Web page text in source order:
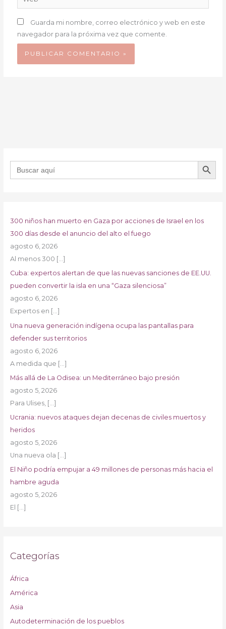
Guarda mi nombre, correo electrónico y web en este
navegador para la próxima vez que comente.
Buscar: BOTÓN DE
300 niños han muerto en Gaza por acciones de Israel en los
300 días desde el anuncio del alto el fuego
agosto 6, 2026
Al menos 300 […]
Cuba: expertos alertan de que las nuevas sanciones de EE.UU.
pueden convertir la isla en una “Gaza silenciosa”
agosto 6, 2026
Expertos en […]
Una nueva generación indígena ocupa las pantallas para
defender sus territorios
agosto 6, 2026
A medida que […]
Más allá de La Odisea: un Mediterráneo bajo presión
agosto 5, 2026
Para Ulises, […]
Ucrania: nuevos ataques dejan decenas de civiles muertos y
heridos
agosto 5, 2026
Una nueva ola […]
El Niño podría empujar a 49 millones de personas más hacia el
hambre aguda
agosto 5, 2026
El […]
Categorías
África
América
Asia
Autodeterminación de los pueblos